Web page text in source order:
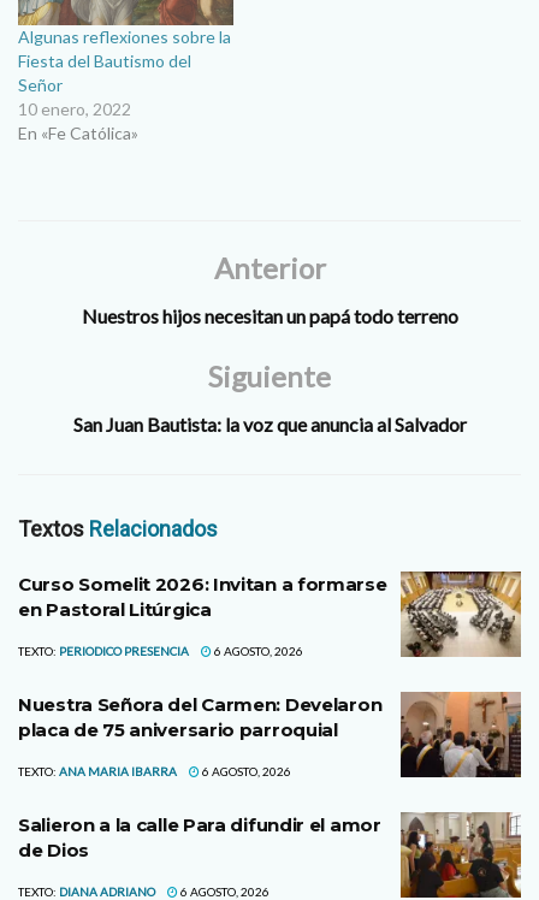
Algunas reflexiones sobre la
Fiesta del Bautismo del
Señor
10 enero, 2022
En «Fe Católica»
Anterior
Nuestros hijos necesitan un papá todo terreno
Siguiente
San Juan Bautista: la voz que anuncia al Salvador
Textos Relacionados
Curso Somelit 2026: Invitan a formarse
en Pastoral Litúrgica
TEXTO: PERIODICO PRESENCIA 6 AGOSTO, 2026
Nuestra Señora del Carmen: Develaron
placa de 75 aniversario parroquial
TEXTO: ANA MARIA IBARRA 6 AGOSTO, 2026
Salieron a la calle Para difundir el amor
de Dios
TEXTO: DIANA ADRIANO 6 AGOSTO, 2026